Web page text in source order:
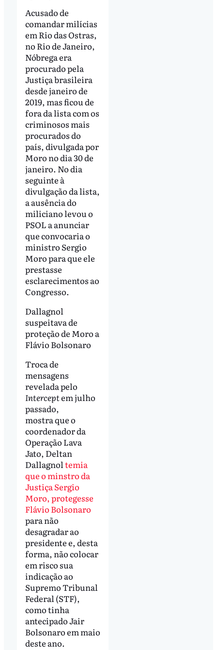
Acusado de
comandar milícias
em Rio das Ostras,
no Rio de Janeiro,
Nóbrega era
procurado pela
Justiça brasileira
desde janeiro de
2019, mas ficou de
fora da lista com os
criminosos mais
procurados do
país, divulgada por
Moro no dia 30 de
janeiro. No dia
seguinte à
divulgação da lista,
a ausência do
miliciano levou o
PSOL a anunciar
que convocaria o
ministro Sergio
Moro para que ele
prestasse
esclarecimentos ao
Congresso.
Dallagnol
suspeitava de
proteção de Moro a
Flávio Bolsonaro
Troca de
mensagens
revelada pelo
Interceptem julho
passado,
mostra que o
coordenador da
Operação Lava
Jato, Deltan
Dallagnoltemia
que o minstro da
Justiça Sergio
Moro, protegesse
Flávio Bolsonaro
para não
desagradar ao
presidente e, desta
forma, não colocar
em risco sua
indicação ao
Supremo Tribunal
Federal (STF),
como tinha
antecipado Jair
Bolsonaro em maio
deste ano.